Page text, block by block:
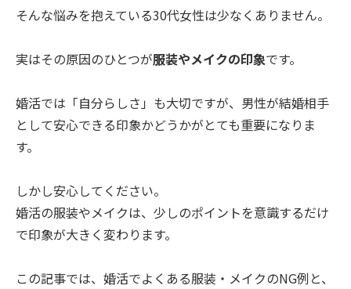
そんな悩みを抱えている30代女性は少なくありません。
実はその原因のひとつが服装やメイクの印象です。
婚活では「自分らしさ」も大切ですが、男性が結婚相手
として安心できる印象かどうかがとても重要になりま
す。
しかし安心してください。
婚活の服装やメイクは、少しのポイントを意識するだけ
で印象が大きく変わります。
この記事では、婚活でよくある服装・メイクのNG例と、